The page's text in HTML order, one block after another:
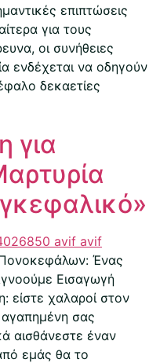
επιπτώσεις
για τους
οι συνήθειες
ενδέχεται να οδηγούν
δεκαετίες
για
Ένας
Εισαγωγή
είστε χαλαροί στον
σας
αισθάνεστε έναν
εμάς θα το